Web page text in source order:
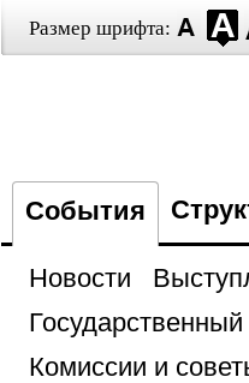
Размер шрифта:
События
Новости
Комиссии и